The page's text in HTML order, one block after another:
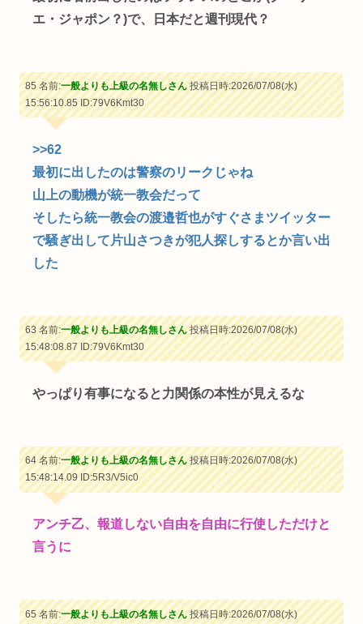
エ・ジャポン？)で、日本だと週刊現代？
85 名前:一般よりも上級の名無しさん投稿日時:2026/07/08(水)
15:56:10.85ID:79V6Kmt30
>>62
最初に出したのは警察のリークじゃね
山上の動機が統一教会だって
そしたら統一教会の渡邉哲也がすぐさまツイッター
で騒ぎ出して片山さつきが犯人探しするとか言い出
した
63 名前:一般よりも上級の名無しさん投稿日時:2026/07/08(水)
15:48:08.87ID:79V6Kmt30
やっぱり有事になると力関係の本性が見えるな
64 名前:一般よりも上級の名無しさん投稿日時:2026/07/08(水)
15:48:14.09ID:5R3/V5ic0
アンチ乙、報道しない自由を自由に行使しただけと
言うに
65 名前:一般よりも上級の名無しさん投稿日時:2026/07/08(水)